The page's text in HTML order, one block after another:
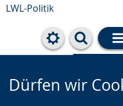
LWL-Politik
Cookie-
Dürfen wir